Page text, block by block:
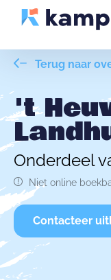
Terug naar
't
Onderdeel
Niet online
Contacteer